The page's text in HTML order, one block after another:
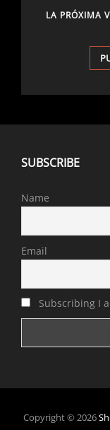
LA PRÓXIMA
SUBSCRIBE
Name
Email
Subscribing I
Copyright © 2026